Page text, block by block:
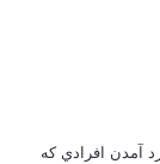
آمدن افرادي كه